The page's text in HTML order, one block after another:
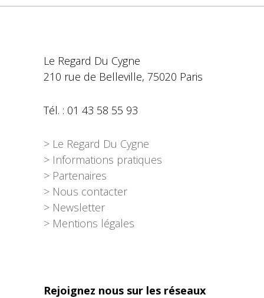
Le Regard Du Cygne
210 rue de Belleville, 75020 Paris
Tél. : 01 43 58 55 93
> Le Regard Du Cygne
> Informations pratiques
> Partenaires
> Nous contacter
> Newsletter
> Mentions légales
Rejoignez nous sur les réseaux